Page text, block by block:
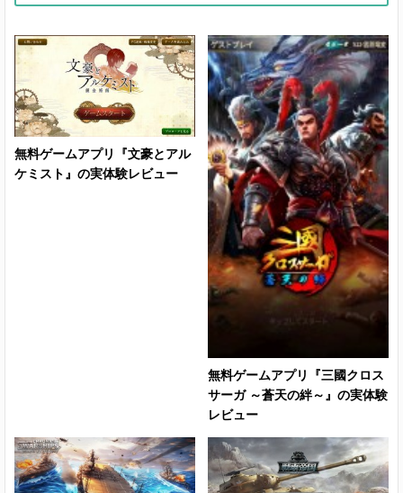
無料ゲームアプリ『文豪とアル
ケミスト』の実体験レビュー
無料ゲームアプリ『三國クロス
サーガ ～蒼天の絆～』の実体験
レビュー